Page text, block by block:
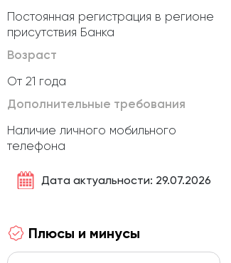
Постоянная регистрация в регионе
присутствия Банка
Возраст
От 21 года
Дополнительные требования
Наличие личного мобильного
телефона
Дата актуальности: 29.07.2026
Плюсы и минусы